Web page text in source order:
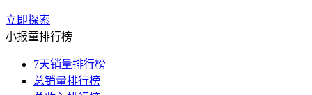
立即探索
小报童排行榜
7天销量排行榜
总销量排行榜